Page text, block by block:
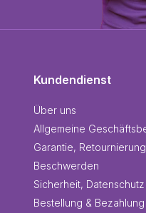
Kundendienst
Über uns
Allgemeine
Garantie,
Beschwerden
Sicherheit,
Bestellung & Bezahlung